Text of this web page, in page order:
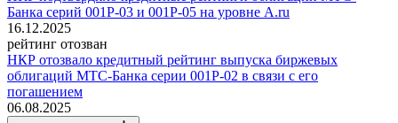
Банка серий 001P-03 и 001P-05 на уровне A.ru
16.12.2025
рейтинг отозван
НКР отозвало кредитный рейтинг выпуска биржевых
облигаций МТС-Банка серии 001P-02 в связи с его
погашением
06.08.2025